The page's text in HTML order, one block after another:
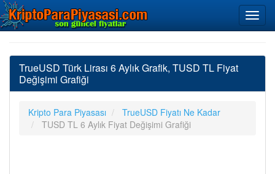
TrueUSD Türk Lirası 6 Aylık Grafik, TUSD TL Fiyat
Değişimi Grafiği
Kripto Para Piyasası
TrueUSD Fiyatı Ne Kadar
TUSD TL 6 Aylık Fiyat Değişimi Grafiği